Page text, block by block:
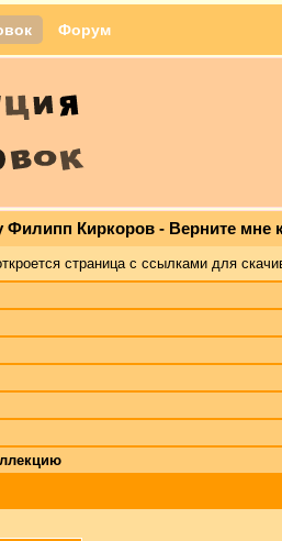
Форум
Филипп Киркоров - Верните мне
страница с ссылками для